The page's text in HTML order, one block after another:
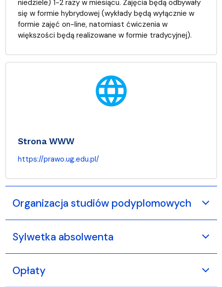
niedziele) 1-2 razy w miesiącu. Zajęcia będą odbywały
się w formie hybrydowej (wykłady będą wyłącznie w
formie zajęć on-line, natomiast ćwiczenia w
większości będą realizowane w formie tradycyjnej).
language
Strona WWW
https://prawo.ug.edu.pl/
Organizacja studiów podyplomowych
Sylwetka absolwenta
Opłaty